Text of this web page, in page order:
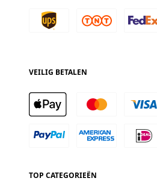
VEILIG BETALEN
TOP CATEGORIEËN